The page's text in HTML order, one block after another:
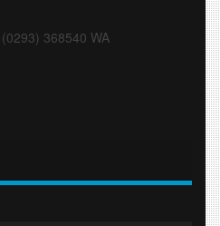
(0293) 368540 WA